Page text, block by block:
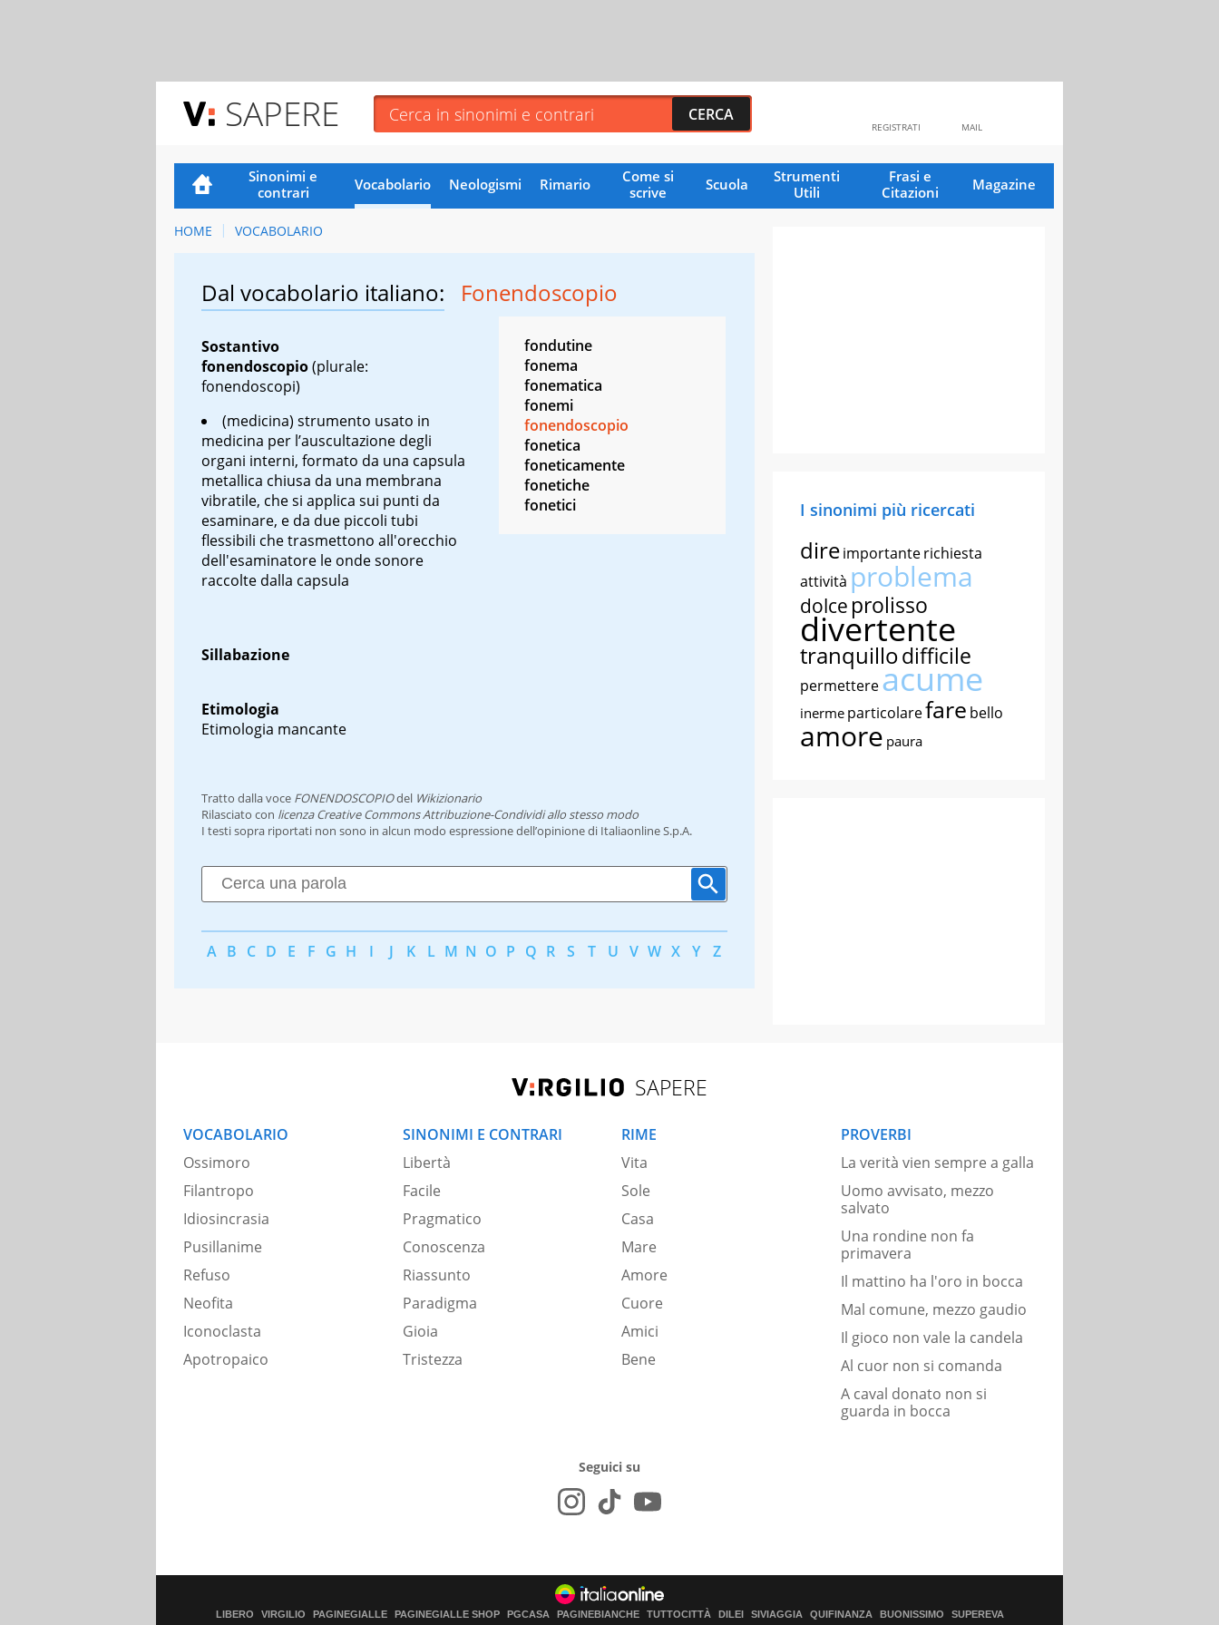
SAPERE MAIL
REGISTRATI
Sinonimi e
contrari
Vocabolario Neologismi Rimario
Come si
scrive
Scuola
Strumenti
Utili
Frasi e
Citazioni
Magazine
HOME VOCABOLARIO
Dal vocabolario italiano: Fonendoscopio
Sostantivo
fonendoscopio(plurale:
fonendoscopi)
(medicina) strumento usato in
medicina per l’auscultazione degli
organi interni, formato da una capsula
metallica chiusa da una membrana
vibratile, che si applica sui punti da
esaminare, e da due piccoli tubi
flessibili che trasmettono all'orecchio
dell'esaminatore le onde sonore
raccolte dalla capsula
Sillabazione
Etimologia
Etimologia mancante
fondutine
fonema
fonematica
fonemi
fonendoscopio
fonetica
foneticamente
fonetiche
fonetici
Tratto dalla voce FONENDOSCOPIOdel Wikizionario
Rilasciato con licenza Creative Commons Attribuzione-Condividi allo stesso modo
I testi sopra riportati non sono in alcun modo espressione dell’opinione di Italiaonline S.p.A.
A B C D E F G H I J K L M N O P Q R S T U V W X Y Z
I sinonimi più ricercati
direimportanterichiesta
attività problema
dolce prolisso
divertente
tranquillodifficile
permettereacume
inerme particolarefare bello
amore paura
SAPERE
VOCABOLARIO
Ossimoro
Filantropo
Idiosincrasia
Pusillanime
Refuso
Neofita
Iconoclasta
Apotropaico
SINONIMI E CONTRARI
Libertà
Facile
Pragmatico
Conoscenza
Riassunto
Paradigma
Gioia
Tristezza
RIME
Vita
Sole
Casa
Mare
Amore
Cuore
Amici
Bene
PROVERBI
La verità vien sempre a galla
Uomo avvisato, mezzo
salvato
Una rondine non fa
primavera
Il mattino ha l'oro in bocca
Mal comune, mezzo gaudio
Il gioco non vale la candela
Al cuor non si comanda
A caval donato non si
guarda in bocca
Seguici su
LIBERO VIRGILIO PAGINEGIALLE PAGINEGIALLE SHOP PGCASA PAGINEBIANCHE TUTTOCITTÀ DILEI SIVIAGGIA QUIFINANZA BUONISSIMO SUPEREVA